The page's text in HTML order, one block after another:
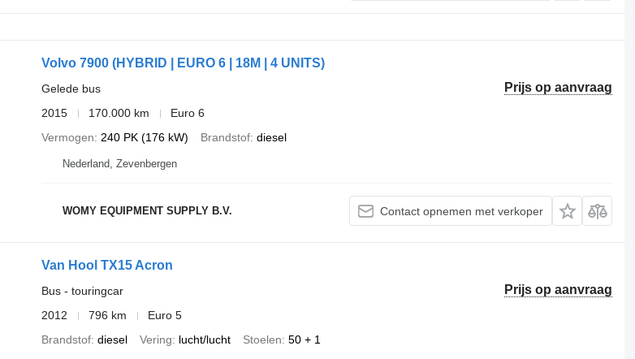
Volvo 7900 (HYBRID | EURO 6 | 18M | 4 UNITS)
Prijs op aanvraag
Gelede bus
2015
170.000 km
Euro 6
Vermogen 240 PK (176 kW) Brandstof diesel
Nederland, Zevenbergen
WOMY EQUIPMENT SUPPLY B.V. Contact opnemen met verkoper
Van Hool TX15 Acron
Prijs op aanvraag
Bus - touringcar
2012
796 km
Euro 5
Brandstof diesel Vering lucht/lucht Stoelen 50 + 1